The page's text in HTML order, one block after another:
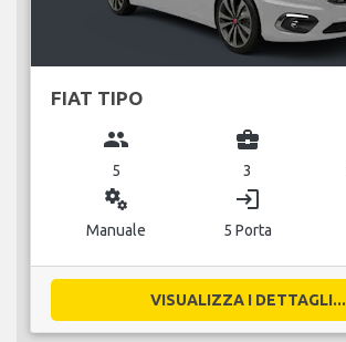
FIAT TIPO
group
5
business_center
3
miscellaneous_services
Manuale
login
5 Porta
VISUALIZZA I DETTAGLI...